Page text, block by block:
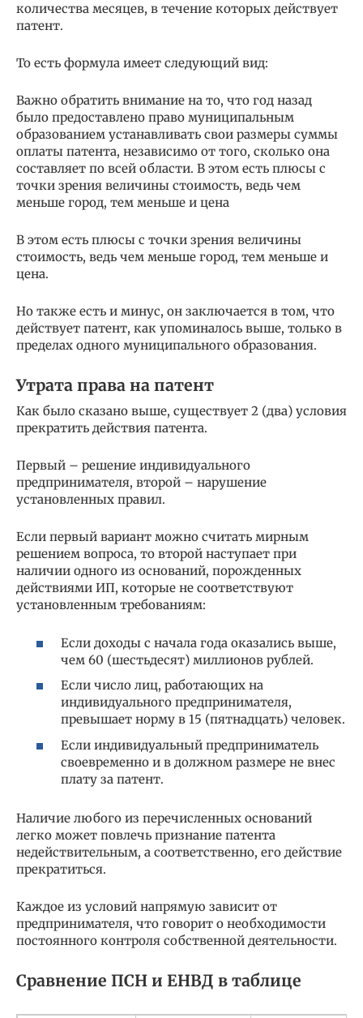
количества месяцев, в течение которых действует
патент.
То есть формула имеет следующий вид:
Важно обратить внимание на то, что год назад
было предоставлено право муниципальным
образованием устанавливать свои размеры суммы
оплаты патента, независимо от того, сколько она
составляет по всей области. В этом есть плюсы с
точки зрения величины стоимость, ведь чем
меньше город, тем меньше и цена
В этом есть плюсы с точки зрения величины
стоимость, ведь чем меньше город, тем меньше и
цена.
Но также есть и минус, он заключается в том, что
действует патент, как упоминалось выше, только в
пределах одного муниципального образования.
Утрата права на патент
Как было сказано выше, существует 2 (два) условия
прекратить действия патента.
Первый – решение индивидуального
предпринимателя, второй – нарушение
установленных правил.
Если первый вариант можно считать мирным
решением вопроса, то второй наступает при
наличии одного из оснований, порожденных
действиями ИП, которые не соответствуют
установленным требованиям:
Если доходы с начала года оказались выше,
чем 60 (шестьдесят) миллионов рублей.
Если число лиц, работающих на
индивидуального предпринимателя,
превышает норму в 15 (пятнадцать) человек.
Если индивидуальный предприниматель
своевременно и в должном размере не внес
плату за патент.
Наличие любого из перечисленных оснований
легко может повлечь признание патента
недействительным, а соответственно, его действие
прекратиться.
Каждое из условий напрямую зависит от
предпринимателя, что говорит о необходимости
постоянного контроля собственной деятельности.
Сравнение ПСН и ЕНВД в таблице